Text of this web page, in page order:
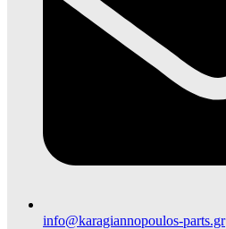
info@karagiannopoulos-parts.gr